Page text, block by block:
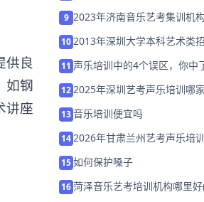
供良
如钢
讲座
9 2023年济南音乐艺考集训机
102013年深圳大学本科艺术类
11 声乐培训中的4个误区，你中
122025年深圳艺考声乐培训哪
13音乐培训便宜吗
142026年甘肃兰州艺考声乐培
15如何保护嗓子
16菏泽音乐艺考培训机构哪里好